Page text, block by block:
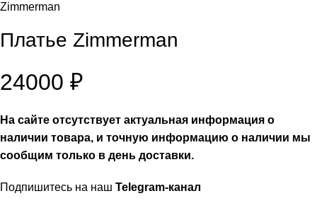
Zimmerman
Платье Zimmerman
24000 ₽
На сайте отсутствует актуальная информация о
наличии товара, и точную информацию о наличии мы
сообщим только в день доставки.
Подпишитесь на наш Telegram-канал